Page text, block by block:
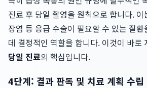
진료 후 당일 촬영을 원칙으로 합니다.
장염 등 응급 수술이 필요할 수 있는 질
데 결정적인 역할을 합니다. 이것이 바로
당일 진료의 핵심입니다.
4단계: 결과 판독 및 치료 계획 수립